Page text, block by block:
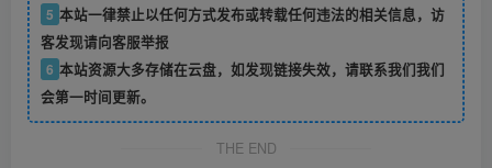
5 本站一律禁止以任何方式发布或转载任何违法的相关信息，访
客发现请向客服举报
6 本站资源大多存储在云盘，如发现链接失效，请联系我们我们
会第一时间更新。
THE END